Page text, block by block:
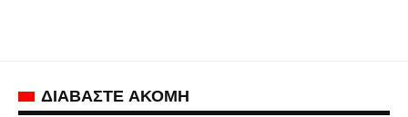
ΔΙΑΒΑΣΤΕ ΑΚΟΜΗ